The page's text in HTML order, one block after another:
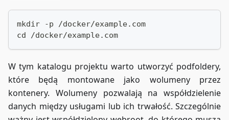
mkdir -p /docker/example.com
cd /docker/example.com
W tym katalogu projektu warto utworzyć podfoldery,
które będą montowane jako wolumeny przez
kontenery. Wolumeny pozwalają na współdzielenie
danych między usługami lub ich trwałość. Szczególnie